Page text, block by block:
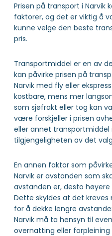
Prisen på transport i Narvik
faktorer, og det er viktig å
kunne velge den beste
pris.
Transportmiddel er en av
kan påvirke prisen på
Narvik med fly eller
kostbare, mens mer
som sjøfrakt eller tog kan
være forskjeller i prisen
eller annet transportmiddel
tilgjengeligheten av det
En annen faktor som
Narvik er avstanden som
avstanden er, desto høyere
Dette skyldes at det
for å dekke lengre
Narvik må ta hensyn til
overnatting eller forpleining